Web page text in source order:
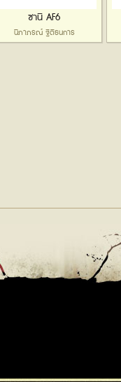
ซานิ AF6
นิภาภรณ์ ฐิติธนการ